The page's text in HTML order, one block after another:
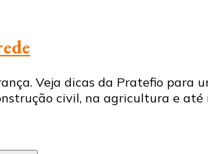
Veja dicas da Pratefio para
civil, na agricultura e até